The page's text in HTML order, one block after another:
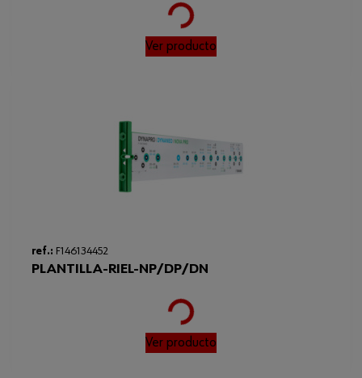
Loading...
Ver producto
ref.: F146134452
PLANTILLA-RIEL-NP/DP/DN
Loading...
Ver producto